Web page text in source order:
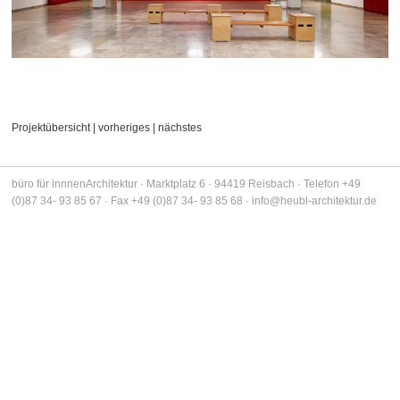
FARB DESIGN
VERÖFFENTLICHUNGEN
DATENSCHUTZ
Projektübersicht| vorheriges nächstes
büro für innnenArchitektur · Marktplatz 6 · 94419 Reisbach · Telefon +49
(0)87 34- 93 85 67 · Fax +49 (0)87 34- 93 85 68 · info@heubl-architektur.de